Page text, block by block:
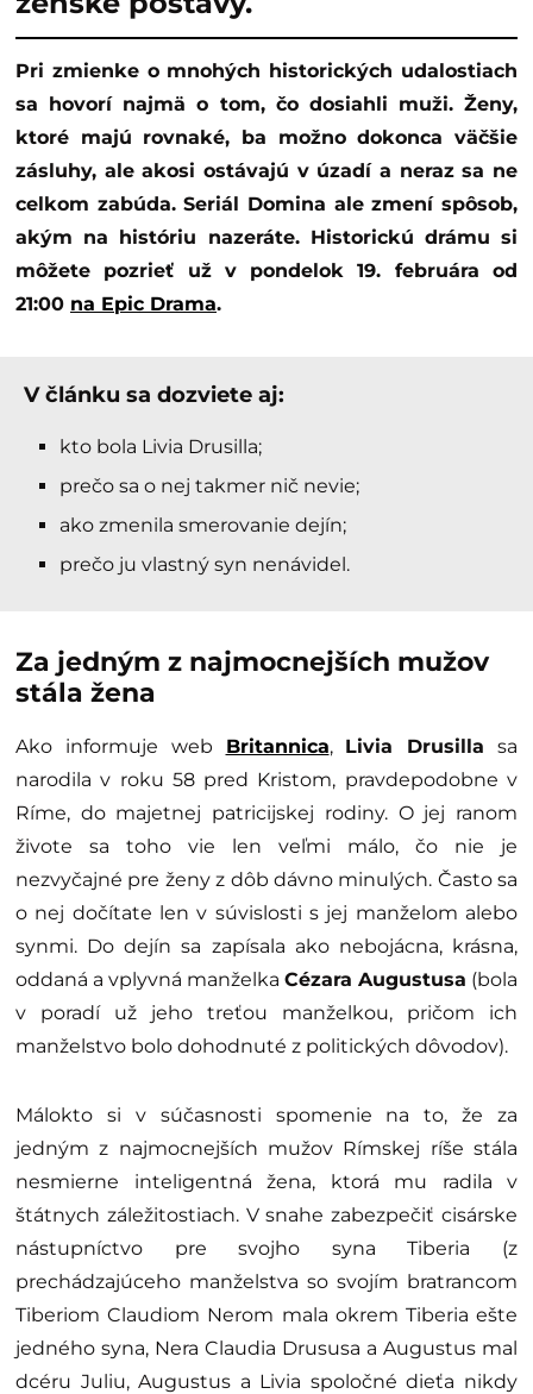
Pri zmienke o mnohých historických udalostiach
sa hovorí najmä o tom, čo dosiahli muži. Ženy,
ktoré majú rovnaké, ba možno dokonca väčšie
zásluhy, ale akosi ostávajú v úzadí a neraz sa ne
celkom zabúda. Seriál Domina ale zmení spôsob,
akým na históriu nazeráte. Historickú drámu si
môžete pozrieť už v pondelok 19. februára od
21:00 na Epic Drama.
V článku sa dozviete aj:
kto bola Livia Drusilla;
prečo sa o nej takmer nič nevie;
ako zmenila smerovanie dejín;
prečo ju vlastný syn nenávidel.
Za jedným z najmocnejších mužov
stála žena
Ako informuje web Britannica, Livia Drusilla sa
narodila v roku 58 pred Kristom, pravdepodobne v
Ríme, do majetnej patricijskej rodiny. O jej ranom
živote sa toho vie len veľmi málo, čo nie je
nezvyčajné pre ženy z dôb dávno minulých. Často sa
o nej dočítate len v súvislosti s jej manželom alebo
synmi. Do dejín sa zapísala ako nebojácna, krásna,
oddaná a vplyvná manželka Cézara Augustusa (bola
v poradí už jeho treťou manželkou, pričom ich
manželstvo bolo dohodnuté z politických dôvodov).
Málokto si v súčasnosti spomenie na to, že za
jedným z najmocnejších mužov Rímskej ríše stála
nesmierne inteligentná žena, ktorá mu radila v
štátnych záležitostiach. V snahe zabezpečiť cisárske
nástupníctvo pre svojho syna Tiberia (z
prechádzajúceho manželstva so svojím bratrancom
Tiberiom Claudiom Nerom mala okrem Tiberia ešte
jedného syna, Nera Claudia Drususa a Augustus mal
dcéru Juliu, Augustus a Livia spoločné dieťa nikdy